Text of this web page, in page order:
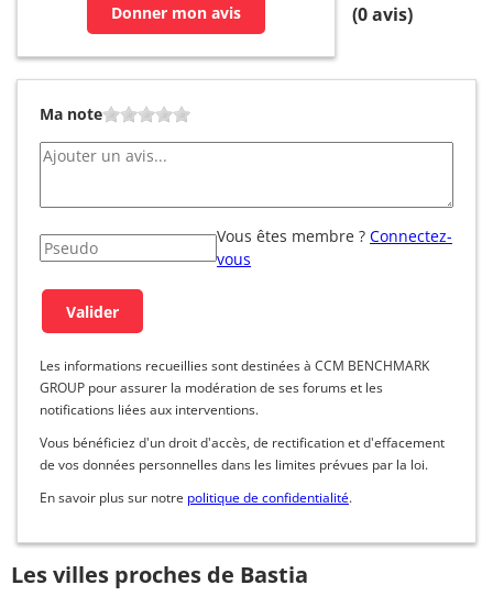
Donner mon avis
(0avis)
Ma note
Vous êtes membre ? Connectez-
vous
Les informations recueillies sont destinées à CCM BENCHMARK
GROUP pour assurer la modération de ses forums et les
notifications liées aux interventions.
Vous bénéficiez d'un droit d'accès, de rectification et d'effacement
de vos données personnelles dans les limites prévues par la loi.
En savoir plus sur notre politique de confidentialité.
Les villes proches de Bastia